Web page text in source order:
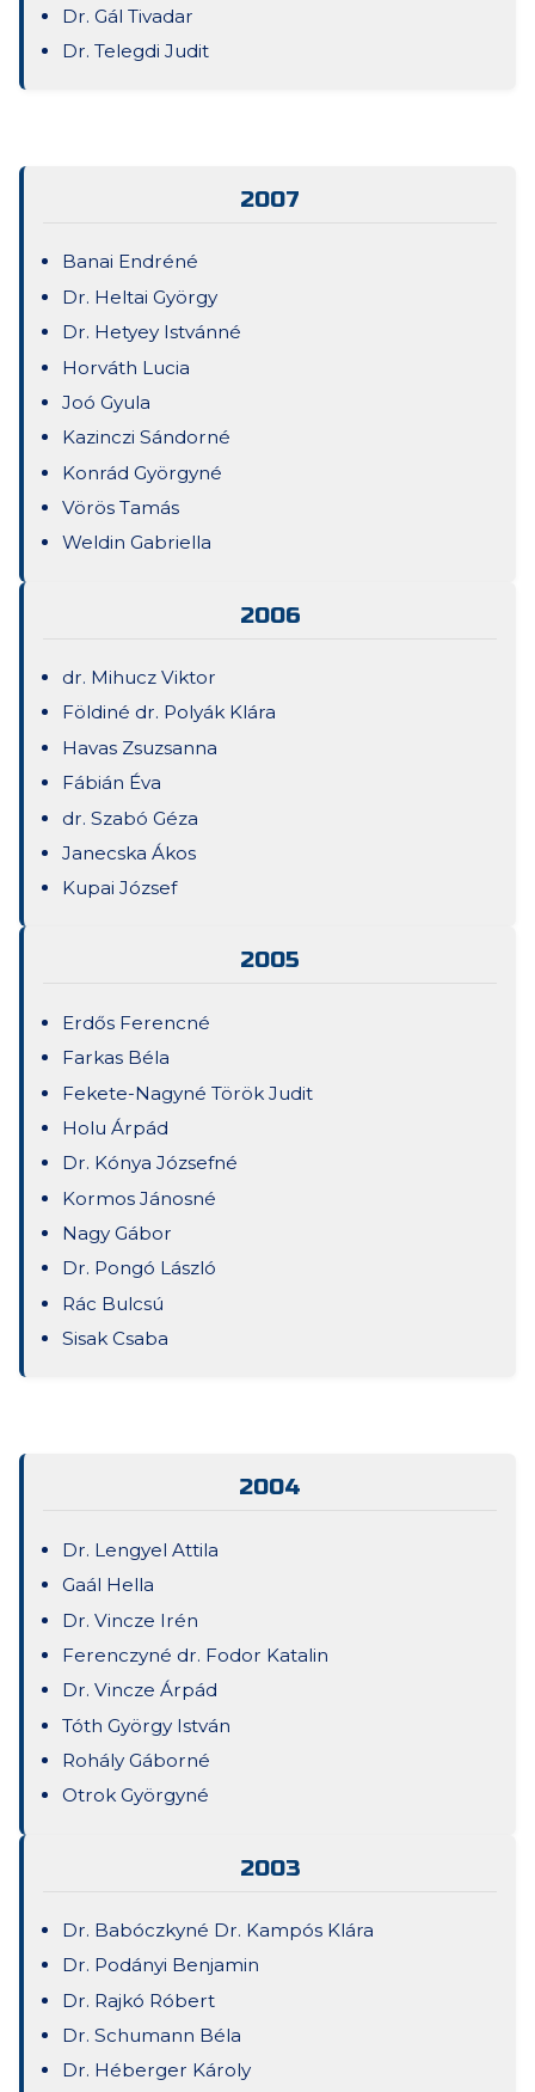
Dr. Gál Tivadar
Dr. Telegdi Judit
2007
Banai Endréné
Dr. Heltai György
Dr. Hetyey Istvánné
Horváth Lucia
Joó Gyula
Kazinczi Sándorné
Konrád Györgyné
Vörös Tamás
Weldin Gabriella
2006
dr. Mihucz Viktor
Földiné dr. Polyák Klára
Havas Zsuzsanna
Fábián Éva
dr. Szabó Géza
Janecska Ákos
Kupai József
2005
Erdős Ferencné
Farkas Béla
Fekete-Nagyné Török Judit
Holu Árpád
Dr. Kónya Józsefné
Kormos Jánosné
Nagy Gábor
Dr. Pongó László
Rác Bulcsú
Sisak Csaba
2004
Dr. Lengyel Attila
Gaál Hella
Dr. Vincze Irén
Ferenczyné dr. Fodor Katalin
Dr. Vincze Árpád
Tóth György István
Rohály Gáborné
Otrok Györgyné
2003
Dr. Babóczkyné Dr. Kampós Klára
Dr. Podányi Benjamin
Dr. Rajkó Róbert
Dr. Schumann Béla
Dr. Héberger Károly